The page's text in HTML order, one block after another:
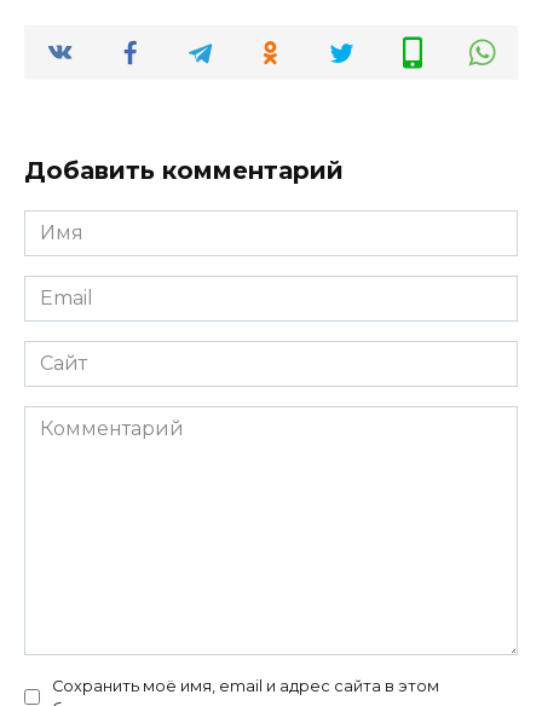
Добавить комментарий
Имя
*
Email
*
Сайт
Комментарий
Сохранить моё имя, email и адрес сайта в этом